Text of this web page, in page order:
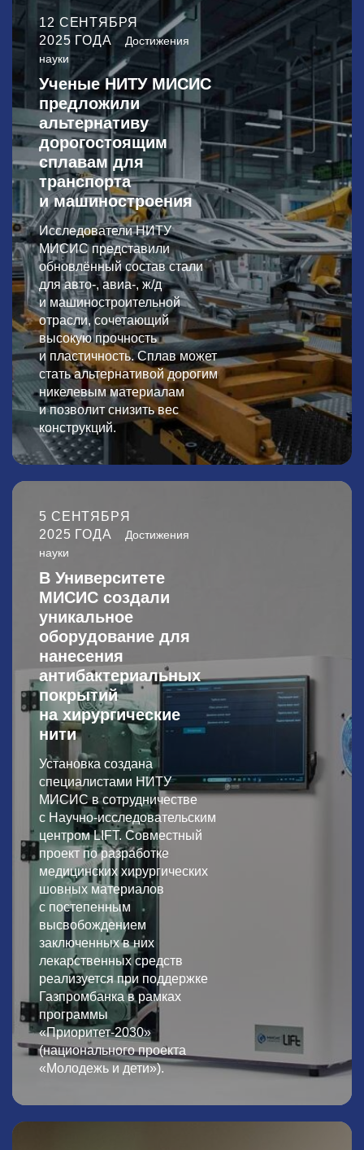
12 СЕНТЯБРЯ
2025 ГОДА
Достижения
науки
Ученые НИТУ МИСИС
предложили
альтернативу
дорогостоящим
сплавам для
транспорта
и машиностроения
Исследователи НИТУ
МИСИС представили
обновлённый состав стали
для авто-, авиа-, ж/д
и машиностроительной
отрасли, сочетающий
высокую прочность
и пластичность. Сплав может
стать альтернативой дорогим
никелевым материалам
и позволит снизить вес
конструкций.
5 СЕНТЯБРЯ
2025 ГОДА
Достижения
науки
В Университете
МИСИС создали
уникальное
оборудование для
нанесения
антибактериальных
покрытий
на хирургические
нити
Установка создана
специалистами НИТУ
МИСИС в сотрудничестве
с Научно-исследовательским
центром LIFT. Совместный
проект по разработке
медицинских хирургических
шовных материалов
с постепенным
высвобождением
заключенных в них
лекарственных средств
реализуется при поддержке
Газпромбанка в рамках
программы
«Приоритет-2030»
(национального проекта
«Молодежь и дети»).